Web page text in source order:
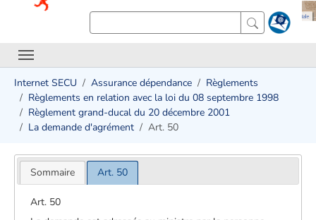
Internet SECU Assurance dépendance
Règlements
Règlements en relation avec la loi du 08 septembre 1998
Règlement grand-ducal du 20 décembre 2001
La demande d'agrément
Art. 50
Sommaire Art. 50
Art. 50